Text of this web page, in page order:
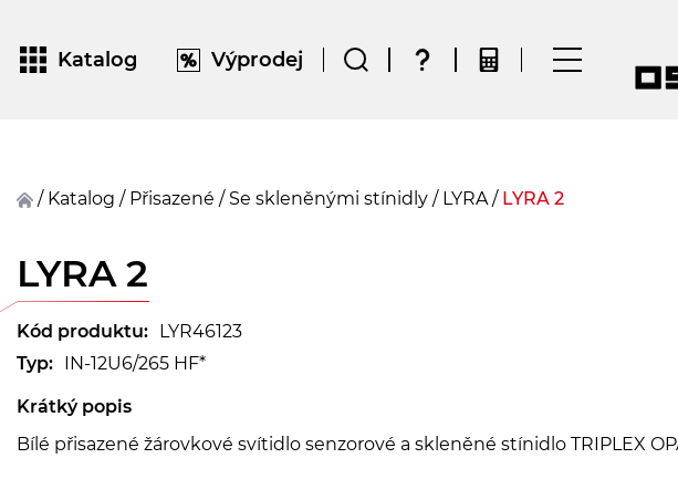
Katalog Výprodej
/ Katalog / přisazené / Se skleněnými stínidly / LYRA/ LYRA 2
LYRA 2
Kód produktu: LYR46123
Typ: IN-12U6/265 HF*
Krátký popis
Bílé přisazené žárovkové svítidlo senzorové a skleněné stínidlo TRIPLEX